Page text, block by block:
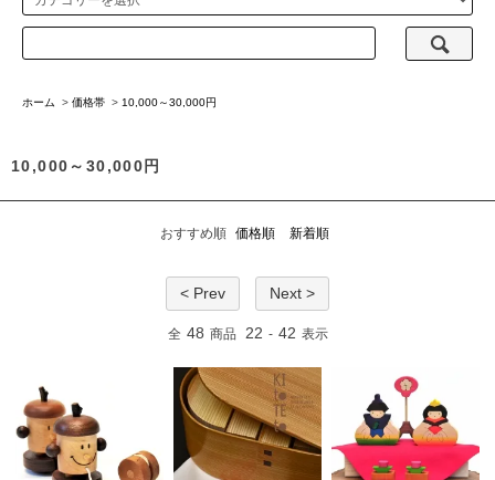
ホーム > 価格帯 > 10,000～30,000円
10,000～30,000円
おすすめ順 価格順 新着順
< Prev Next >
全 48 商品 22 - 42 表示